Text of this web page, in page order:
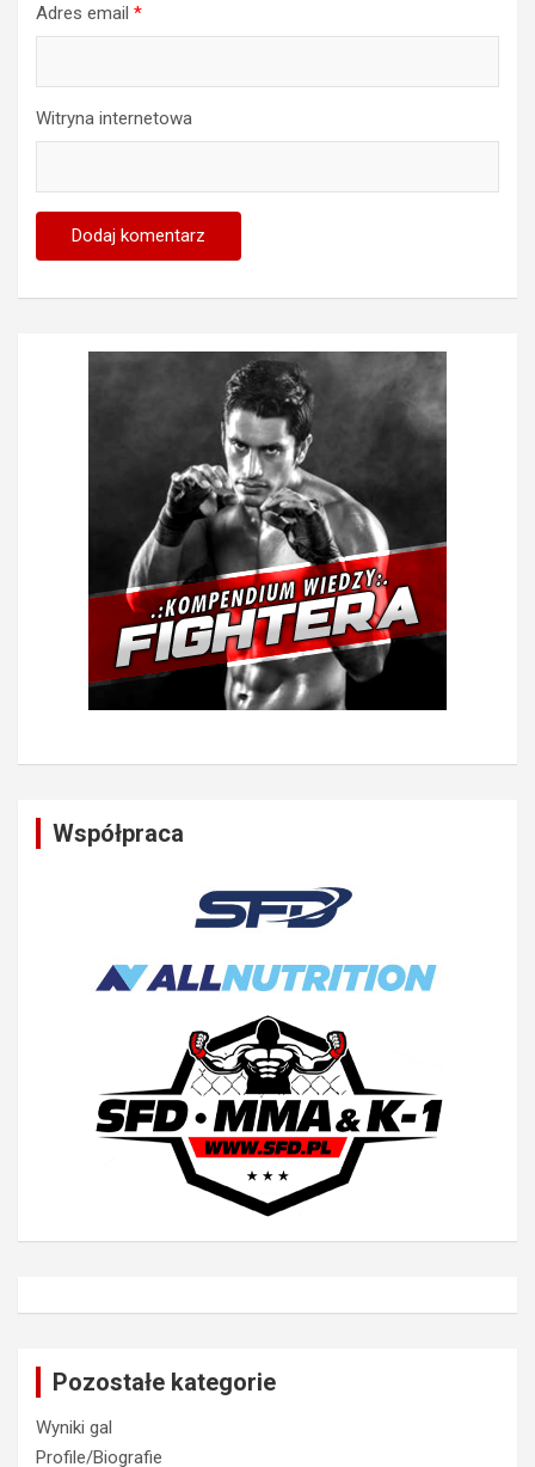
Adres email *
Witryna internetowa
Współpraca
Pozostałe kategorie
Wyniki gal
Profile/Biografie